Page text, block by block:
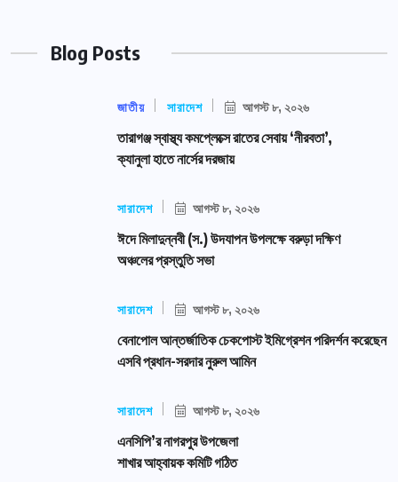
Blog Posts
জাতীয় সারাদেশ আগস্ট ৮, ২০২৬
তারাগঞ্জ স্বাস্থ্য কমপ্লেক্সে রাতের সেবায় ‘নীরবতা’,
ক্যানুলা হাতে নার্সের দরজায়
সারাদেশ আগস্ট ৮, ২০২৬
ঈদে মিলাদুন্নবী (স.) উদযাপন উপলক্ষে বরুড়া দক্ষিণ
অঞ্চলের প্রস্তুতি সভা
সারাদেশ আগস্ট ৮, ২০২৬
বেনাপোল আন্তর্জাতিক চেকপোস্ট ইমিগ্রেশন পরিদর্শন করেছেন
এসবি প্রধান-সরদার নুরুল আমিন
সারাদেশ আগস্ট ৮, ২০২৬
এনসিপি’র নাগরপুর উপজেলা
শাখার আহ্বায়ক কমিটি গঠিত